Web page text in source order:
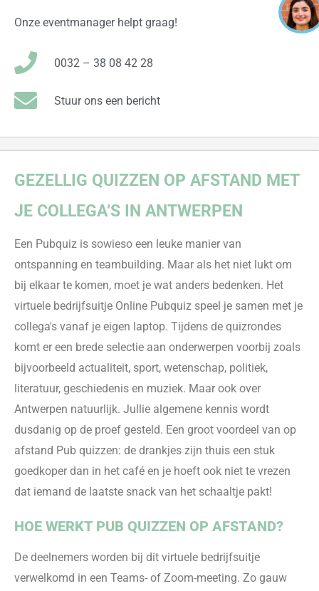
Onze eventmanager helpt graag!
0032 – 38 08 42 28
Stuur ons een bericht
GEZELLIG QUIZZEN OP AFSTAND MET
JE COLLEGA’S IN ANTWERPEN
Een Pubquiz is sowieso een leuke manier van
ontspanning en teambuilding. Maar als het niet lukt om
bij elkaar te komen, moet je wat anders bedenken. Het
virtuele bedrijfsuitje Online Pubquiz speel je samen met je
collega's vanaf je eigen laptop. Tijdens de quizrondes
komt er een brede selectie aan onderwerpen voorbij zoals
bijvoorbeeld actualiteit, sport, wetenschap, politiek,
literatuur, geschiedenis en muziek. Maar ook over
Antwerpen natuurlijk. Jullie algemene kennis wordt
dusdanig op de proef gesteld. Een groot voordeel van op
afstand Pub quizzen: de drankjes zijn thuis een stuk
goedkoper dan in het café en je hoeft ook niet te vrezen
dat iemand de laatste snack van het schaaltje pakt!
HOE WERKT PUB QUIZZEN OP AFSTAND?
De deelnemers worden bij dit virtuele bedrijfsuitje
verwelkomd in een Teams- of Zoom-meeting. Zo gauw